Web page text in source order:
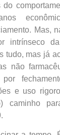
Mas,
intrínseco
tudo, mas já
não
e uso
caminho